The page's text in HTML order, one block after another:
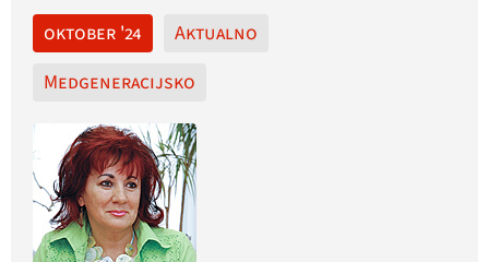
oktober '24
Aktualno
Medgeneracijsko